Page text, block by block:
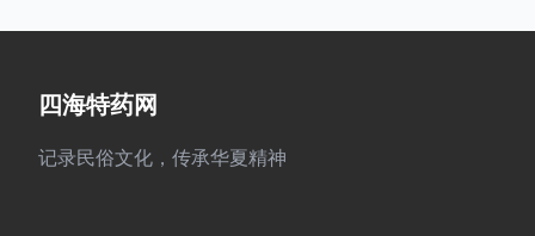
四海特药网
记录民俗文化，传承华夏精神